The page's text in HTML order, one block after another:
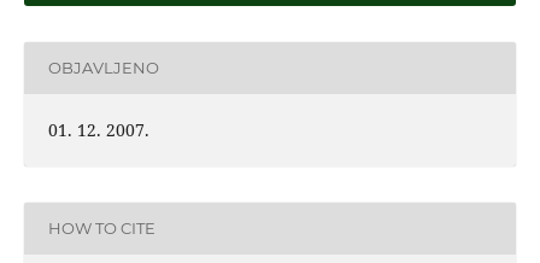
OBJAVLJENO
01. 12. 2007.
HOW TO CITE